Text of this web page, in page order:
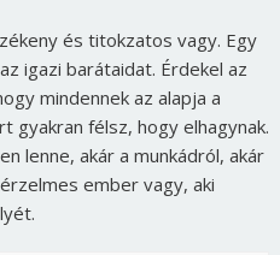
és titokzatos vagy. Egy
igazi barátaidat. Érdekel az
mindennek az alapja a
gyakran félsz, hogy elhagynak.
lenne, akár a munkádról, akár
ember vagy, aki